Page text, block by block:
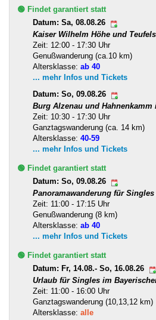
🟢 Findet garantiert statt
Datum: Sa, 08.08.26
Kaiser Wilhelm Höhe und
Zeit: 12:00 - 17:30 Uhr
Genußwanderung (ca.10 km)
Altersklasse: ab 40
... mehr Infos und Tickets
Datum: So, 09.08.26
Burg Alzenau und Hahnenkamm
Zeit: 10:30 - 17:30 Uhr
Ganztagswanderung (ca. 14 km)
Altersklasse: 40-59
... mehr Infos und Tickets
🟢 Findet garantiert statt
Datum: So, 09.08.26
Panoramawanderung für Singles
Zeit: 11:00 - 17:15 Uhr
Genußwanderung (8 km)
Altersklasse: ab 40
... mehr Infos und Tickets
🟢 Findet garantiert statt
Datum: Fr, 14.08.- So, 16.08.26
Urlaub für Singles im
Zeit: 11:00 - 16:00 Uhr
Ganztagswanderung (10,13,12 km)
Altersklasse: alle